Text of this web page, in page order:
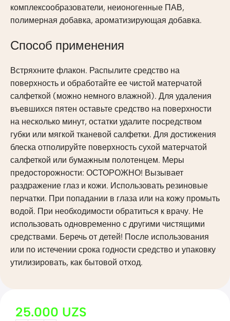
комплексообразователи, неионогенные ПАВ,
полимерная добавка, ароматизирующая добавка.
Способ применения
Встряхните флакон. Распылите средство на
поверхность и обработайте ее чистой матерчатой
салфеткой (можно немного влажной). Для удаления
въевшихся пятен оставьте средство на поверхности
на несколько минут, остатки удалите посредством
губки или мягкой тканевой салфетки. Для достижения
блеска отполируйте поверхность сухой матерчатой
салфеткой или бумажным полотенцем. Меры
предосторожности: ОСТОРОЖНО! Вызывает
раздражение глаз и кожи. Использовать резиновые
перчатки. При попадании в глаза или на кожу промыть
водой. При необходимости обратиться к врачу. Не
использовать одновременно с другими чистящими
средствами. Беречь от детей! После использования
или по истечении срока годности средство и упаковку
утилизировать, как бытовой отход.
25.000 UZS